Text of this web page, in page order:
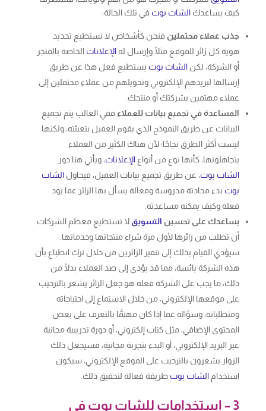
كيف يساعدك الشات بوت في تلك الحالة:
جذب عملاء محتملين فنحن كأشخاص لا نستطيع تحديد
هوية كل زائر للموقع مثلًا وإرسال لهالإعلانات الخاصة بالمتجر
أو الشركة، لكن الشات بوت يستطيع فعل هذا عن طريق
إرسالها لبريدهم الإلكتروني وتحويلهم من عملاء محتملين إلى
عملاء مهتمين بشركتك أو منتجك.
المساعدة في تجميع بيانات للعملاء ففي الغالب يتم تجميع
البيانات عن طريق النموذج الذي يقوم العميل بتعبئته، ولكنها
ليست أكثر الطرق نجاحًا؛ لأن هناك الكثير من العملاء
يتجاهلونها، كأنها نوع من أنواع الإعلانات، ويأتي هنا دور
الشات بوت، عن طريق تجميع بيانات العميل، فيحاول الشات
بوت بدء محادثة مدروسة وفعالة يسأل بها الزائر عما يود
فعله وكيف يمكنه مساعدته.
يساعدك على تحسين التسويق لا تستطيع معظم الشركات
أن تطلب من زائرها لأول مرة شراء منتجاتها وخدماتها.
سيؤدي القيام بذلك إلى تنفير الزائرين من خلال ترك انطباع بأن
هذه الشركة يائسة، مما قد يؤدي إلى صد العملاء بدلًا من
ذلك، ما يجب على الشركة فعله هو جعل الزائر يشعر بالترحيب
على موقعها الإلكتروني، من خلال الاستماع إلى احتياجاته
ومتطلباته، وسؤاله عما إذا كان مهتمًّا بالتعرف على بعض
المحتوى الإضافي، مثل كتاب إلكتروني، أو دورة تدريبية مجانية
عبر البريد الإلكتروني، أو البدء بتجربة مجانية، فسيجعل ذلك
الزوار يشعرون بالترحيب على الموقع الإلكتروني، سيكون
استخدام الشات بوت طريقة فعالة لتحقيق ذلك.
3 – استخدامات للشات بوت في